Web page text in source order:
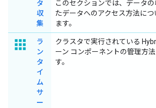
タ
収
集
このセクションでは、データ
たデータへのアクセス方法に
ます。
apps
ラ
ン
タ
イ
ム
サ
ー
クラスタで実行されている
ーン コンポーネントの管理方
す。